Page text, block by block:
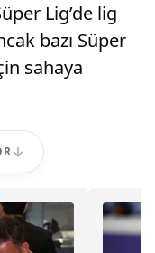
Lig’de lig
bazı Süper
sahaya